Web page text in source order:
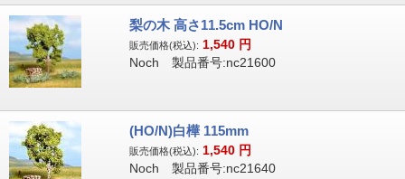
梨の木 高さ11.5cm HO/N
販売価格(税込): 1,540 円
Noch 製品番号:nc21600
(HO/N)白樺 115mm
販売価格(税込): 1,540 円
Noch 製品番号:nc21640